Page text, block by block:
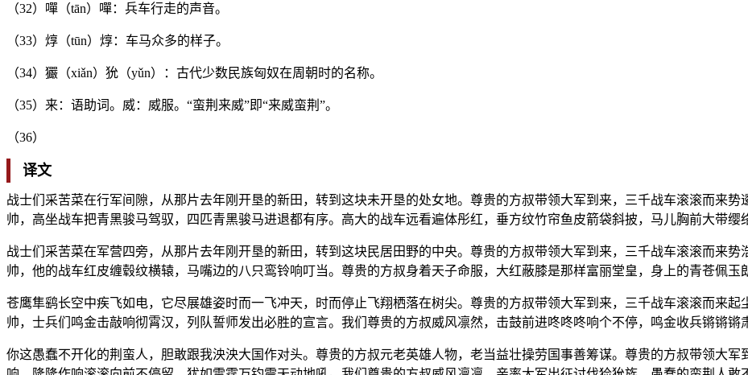
（32）嘽（tān）嘽：兵车行走的声音。
（33）焞（tūn）焞：车马众多的样子。
（34）玁（xiǎn）狁（yǔn）：古代少数民族匈奴在周朝时的名称。
（35）来：语助词。威：威服。“蛮荆来威”即“来威蛮荆”。
（36）
译文
战士们采苦菜在行军间隙，从那片去年刚开垦的新田，转到这块未开垦的处女地。尊贵的方叔带领大军到来，三千战车滚滚而来
帅，高坐战车把青黑骏马驾驭，四匹青黑骏马进退都有序。高大的战车远看遍体彤红，垂方纹竹帘鱼皮箭袋斜披，马儿胸前大带缨
战士们采苦菜在军营四旁，从那片去年刚开垦的新田，转到这块民居田野的中央。尊贵的方叔带领大军到来，三千战车滚滚而来
帅，他的战车红皮缠毂纹横辕，马嘴边的八只鸾铃响叮当。尊贵的方叔身着天子命服，大红蔽膝是那样富丽堂皇，身上的青苍佩玉
苍鹰隼鹞长空中疾飞如电，它尽展雄姿时而一飞冲天，时而停止飞翔栖落在树尖。尊贵的方叔带领大军到来，三千战车滚滚而来
帅，士兵们鸣金击敲响彻霄汉，列队誓师发出必胜的宣言。我们尊贵的方叔威风凛然，击鼓前进咚咚咚响个不停，鸣金收兵锵锵锵
你这愚蠢不开化的荆蛮人，胆敢跟我泱泱大国作对头。尊贵的方叔元老英雄人物，老当益壮操劳国事善筹谋。尊贵的方叔带领大